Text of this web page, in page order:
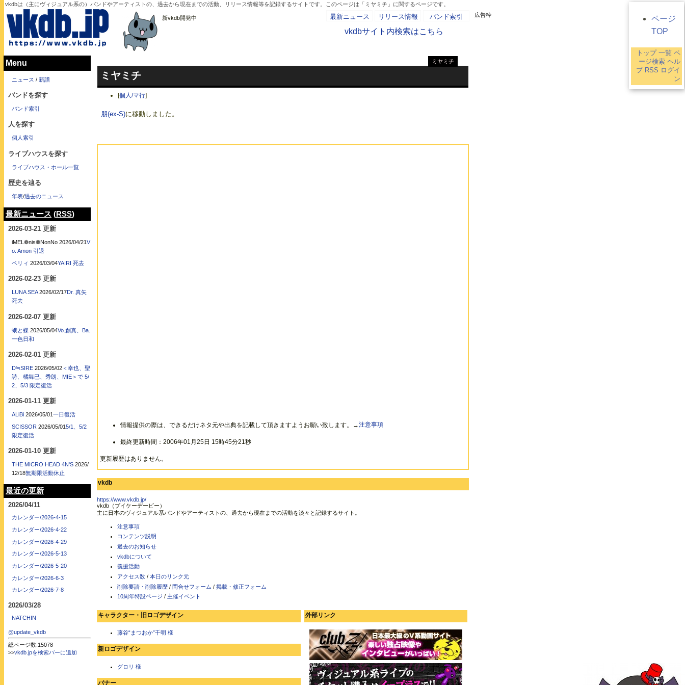
vkdbは（主にヴィジュアル系の）バンドやアーティストの、過去から現在までの活動、リリース情報等を記録するサイトです。このページは「ミヤミチ」に関するページです。
新vkdb開発中 最新ニュース リリース情報 バンド索引
vkdbサイト内検索はこちら
ミヤミチ
ミヤミチ
[個人/マ行]
朋(ex-S)に移動しました。
情報提供の際は、できるだけネタ元や出典を記載して頂きますようお願い致します。→注意事項
最終更新時間：2006年01月25日 15時45分21秒
更新履歴はありません。
vkdb
https://www.vkdb.jp/
vkdb（ブイケーデービー）
主に日本のヴィジュアル系バンドやアーティストの、過去から現在までの活動を淡々と記録するサイト。
注意事項
コンテンツ説明
過去のお知らせ
vkdbについて
義援活動
アクセス数 / 本日のリンク元
削除要請・削除履歴 / 問合せフォーム / 掲載・修正フォーム
10周年特設ページ / 主催イベント
キャラクター・旧ロゴデザイン
藤谷“まつおか”千明 様
新ロゴデザイン
グロリ 様
バナー
外部リンク
広告枠
Menu
ニュース / 新譜
バンドを探す
バンド索引
人を探す
個人索引
ライブハウスを探す
ライブハウス・ホール一覧
歴史を辿る
年表/過去のニュース
最新ニュース (RSS)
2026-03-21 更新
iMEL❁nis❁NonNo 2026/04/21 V
o. Amon 引退
ベリィ 2026/03/04YAIRI 死去
2026-02-23 更新
LUNA SEA 2026/02/17Dr. 真矢
死去
2026-02-07 更新
蛾と蝶 2026/05/04Vo.創真、Ba.
一色日和
2026-02-01 更新
D≒SIRE 2026/05/02＜幸也、聖
詩、橘舞已、秀朗、MIE＞で 5/
2、5/3 限定復活
2026-01-11 更新
ALiBi 2026/05/01一日復活
SCISSOR 2026/05/015/1、5/2
限定復活
2026-01-10 更新
THE MICRO HEAD 4N'S 2026/
12/18無期限活動休止
最近の更新
2026/04/11
カレンダー/2026-4-15
カレンダー/2026-4-22
カレンダー/2026-4-29
カレンダー/2026-5-13
カレンダー/2026-5-20
カレンダー/2026-6-3
カレンダー/2026-7-8
2026/03/28
NATCHIN
@update_vkdb
総ページ数:15078
>>vkdb.jpを検索バーに追加
ページ
TOP
トップ 一覧 ペ
ージ検索 ヘル
プ RSS ログイ
ン